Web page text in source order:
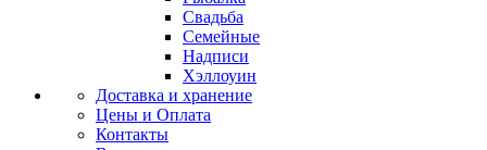
Свадьба
Семейные
Надписи
Хэллоуин
Доставка и хранение
Цены и Оплата
Контакты